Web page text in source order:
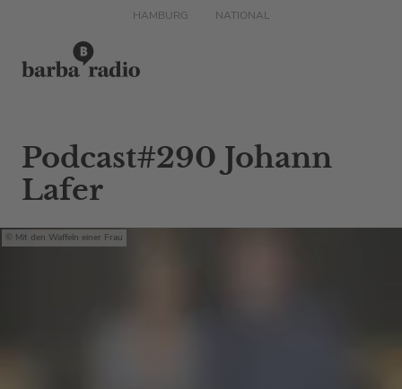
HAMBURG NATIONAL
Podcast#290 Johann
Lafer
Mit den Waffeln einer Frau